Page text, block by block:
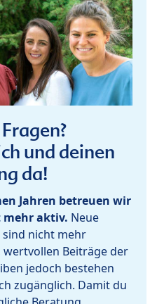
und deinen
da!
Jahren betreuen wir
mehr aktiv. Neue
nicht mehr
wertvollen Beiträge der
jedoch bestehen
zugänglich. Damit du